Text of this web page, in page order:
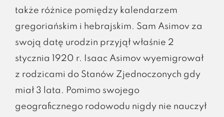
także różnice pomiędzy kalendarzem
gregoriańskim i hebrajskim. Sam Asimov za
swoją datę urodzin przyjął właśnie 2
stycznia 1920 r. Isaac Asimov wyemigrował
z rodzicami do Stanów Zjednoczonych gdy
miał 3 lata. Pomimo swojego
geograficznego rodowodu nigdy nie nauczył